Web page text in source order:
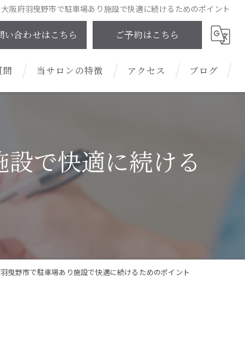
阪府羽曳野市で駐車場あり施設で快適に続けるためのポイント
い合わせはこちら ご予約はこちら
問 当サロンの特徴
安い
清潔感
アクセス ブログ
で快適に続ける
曳野市で駐車場あり施設で快適に続けるためのポイント